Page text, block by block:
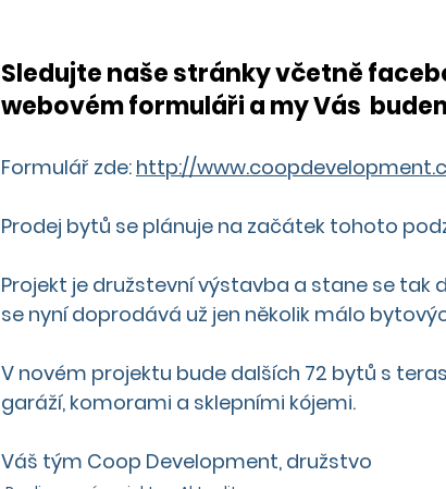
Sledujte naše stránky včetně
webovém formuláři a my Vás
Formulář zde: http://
Prodej bytů se plánuje na začátek tohoto
Projekt je družstevní výstavba a stane se tak
se nyní doprodává už jen několik málo
V novém projektu bude dalších 72 bytů s
garáží, komorami a sklepními kójemi.
Váš tým Coop Development, družstvo